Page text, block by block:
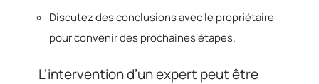
Discutez des conclusions avec le propriétaire
pour convenir des prochaines étapes.
L’intervention d’un expert peut être